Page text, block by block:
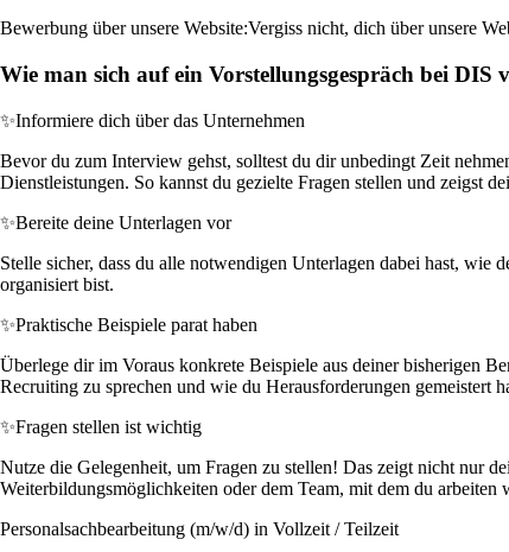
Bewerbung über unsere Website:Vergiss nicht, dich über unsere
Wie man sich auf ein Vorstellungsgespräch bei DIS
✨Informiere dich über das Unternehmen
Bevor du zum Interview gehst, solltest du dir unbedingt Zeit
Dienstleistungen. So kannst du gezielte Fragen stellen und zeigst
✨Bereite deine Unterlagen vor
Stelle sicher, dass du alle notwendigen Unterlagen dabei hast,
organisiert bist.
✨Praktische Beispiele parat haben
Überlege dir im Voraus konkrete Beispiele aus deiner bisherigen
Recruiting zu sprechen und wie du Herausforderungen gemeistert
✨Fragen stellen ist wichtig
Nutze die Gelegenheit, um Fragen zu stellen! Das zeigt nicht nur
Weiterbildungsmöglichkeiten oder dem Team, mit dem du arbeiten
Personalsachbearbeitung (m/w/d) in Vollzeit / Teilzeit